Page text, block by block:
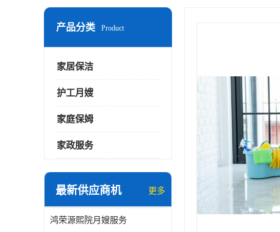
产品分类 Product
家居保洁
护工月嫂
家庭保姆
家政服务
最新供应商机 更多
鸿荣源熙院月嫂服务